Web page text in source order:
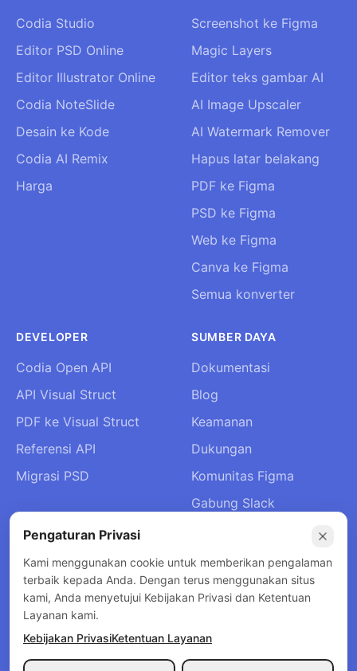
Codia Studio
Editor PSD Online
Editor Illustrator Online
Codia NoteSlide
Desain ke Kode
Codia AI Remix
Harga
Screenshot ke Figma
Magic Layers
Editor teks gambar AI
AI Image Upscaler
AI Watermark Remover
Hapus latar belakang
PDF ke Figma
PSD ke Figma
Web ke Figma
Canva ke Figma
Semua konverter
DEVELOPER
Codia Open API
API Visual Struct
PDF ke Visual Struct
Referensi API
Migrasi PSD
SUMBER DAYA
Dokumentasi
Blog
Keamanan
Dukungan
Komunitas Figma
Gabung Slack
Hubungi Kami
© 2026 Codia AI. Semua hak dilindungi.
Pengaturan Privasi
Kami menggunakan cookie untuk memberikan pengalaman
terbaik kepada Anda. Dengan terus menggunakan situs
kami, Anda menyetujui Kebijakan Privasi dan Ketentuan
Layanan kami.
Kebijakan PrivasiKetentuan Layanan